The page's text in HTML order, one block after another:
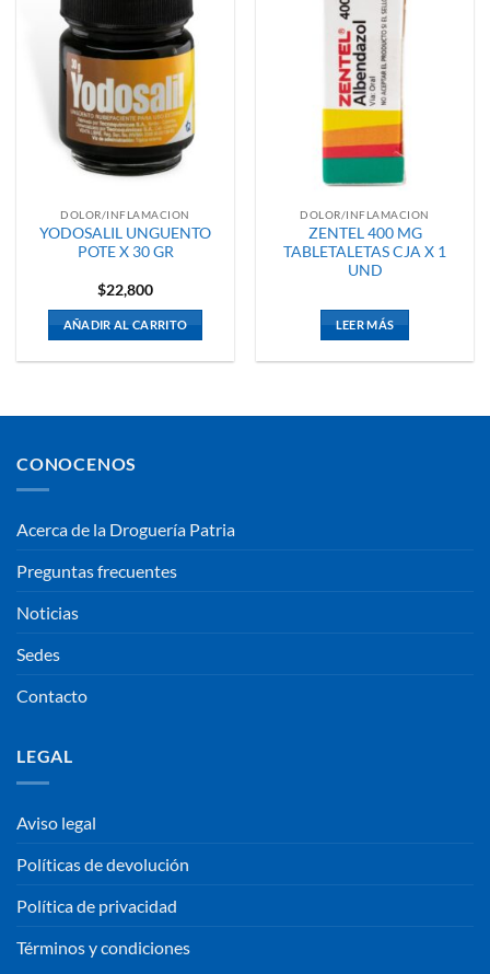
DOLOR/INFLAMACION
YODOSALIL UNGUENTO
POTE X 30 GR
$22,800
AÑADIR AL CARRITO
DOLOR/INFLAMACION
ZENTEL 400 MG
TABLETALETAS CJA X 1
UND
LEER MÁS
CONOCENOS
Acerca de la Droguería Patria
Preguntas frecuentes
Noticias
Sedes
Contacto
LEGAL
Aviso legal
Políticas de devolución
Política de privacidad
Términos y condiciones